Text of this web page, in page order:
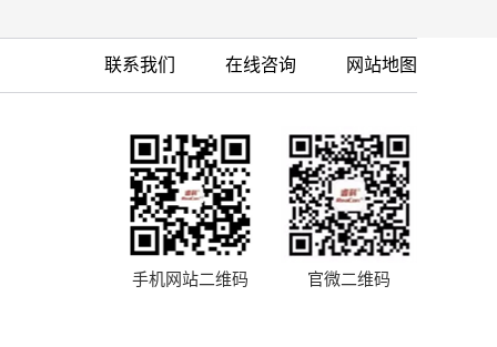
联系我们 在线咨询 网站地图
官微二维码
手机网站二维码